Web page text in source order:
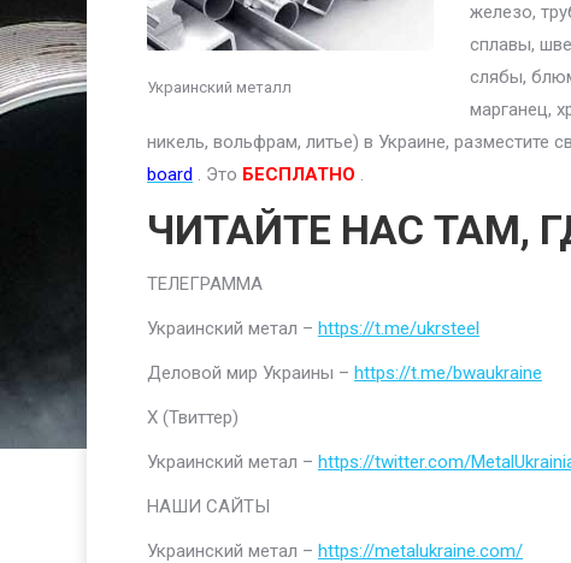
Украинский металл
железо,
сплавы,
слябы,
марганец,
никель, вольфрам, литье) в Украине, разместите
board . Это БЕСПЛАТНО .
ЧИТАЙТЕ НАС ТАМ,
ТЕЛЕГРАММА
Украинский метал – https://t.me/ukrsteel
Деловой мир Украины – https://t.me/bwaukraine
Х (Твиттер)
Украинский метал – https://twitter.com/
НАШИ САЙТЫ
Украинский метал – https://metalukraine.com/